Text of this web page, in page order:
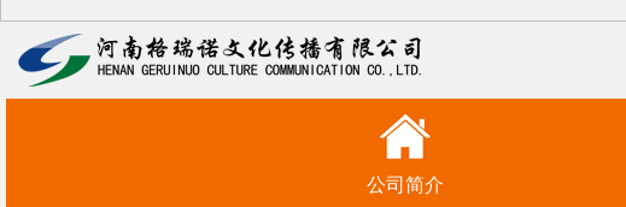
公司简介